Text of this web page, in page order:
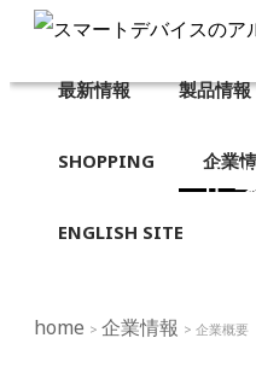
最新情報 製品情報
SHOPPING 企業
ENGLISH SITE
企
home > 企業情報 > 企業概要